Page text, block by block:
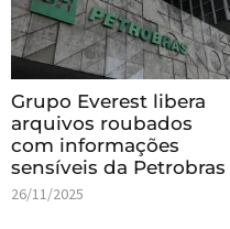
Grupo Everest libera
arquivos roubados
com informações
sensíveis da Petrobras
26/11/2025